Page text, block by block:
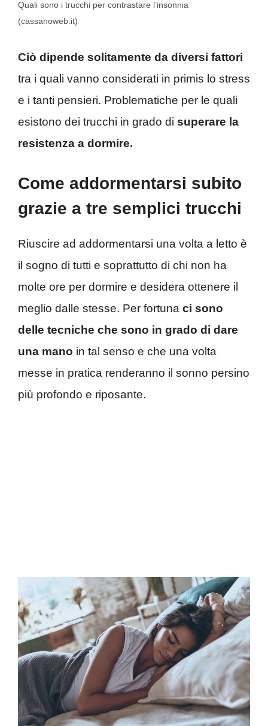
Quali sono i trucchi per contrastare l’insonnia
(cassanoweb.it)
Ciò dipende solitamente da diversi fattori
tra i quali vanno considerati in primis lo stress
e i tanti pensieri. Problematiche per le quali
esistono dei trucchi in grado di superare la
resistenza a dormire.
Come addormentarsi subito
grazie a tre semplici trucchi
Riuscire ad addormentarsi una volta a letto è
il sogno di tutti e soprattutto di chi non ha
molte ore per dormire e desidera ottenere il
meglio dalle stesse. Per fortuna ci sono
delle tecniche che sono in grado di dare
una mano in tal senso e che una volta
messe in pratica renderanno il sonno persino
più profondo e riposante.